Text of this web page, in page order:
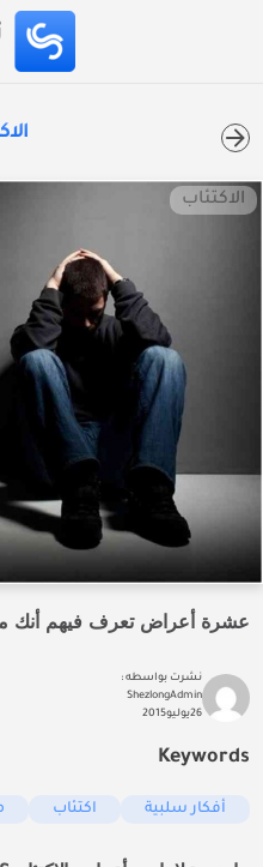
الاكتئاب
عشرة أعراض تعرف فيهم أنك
نشرت بواسطه :
ShezlongAdmin
26يوليو2015
Keywords
أفكار سلبية اكتئاب